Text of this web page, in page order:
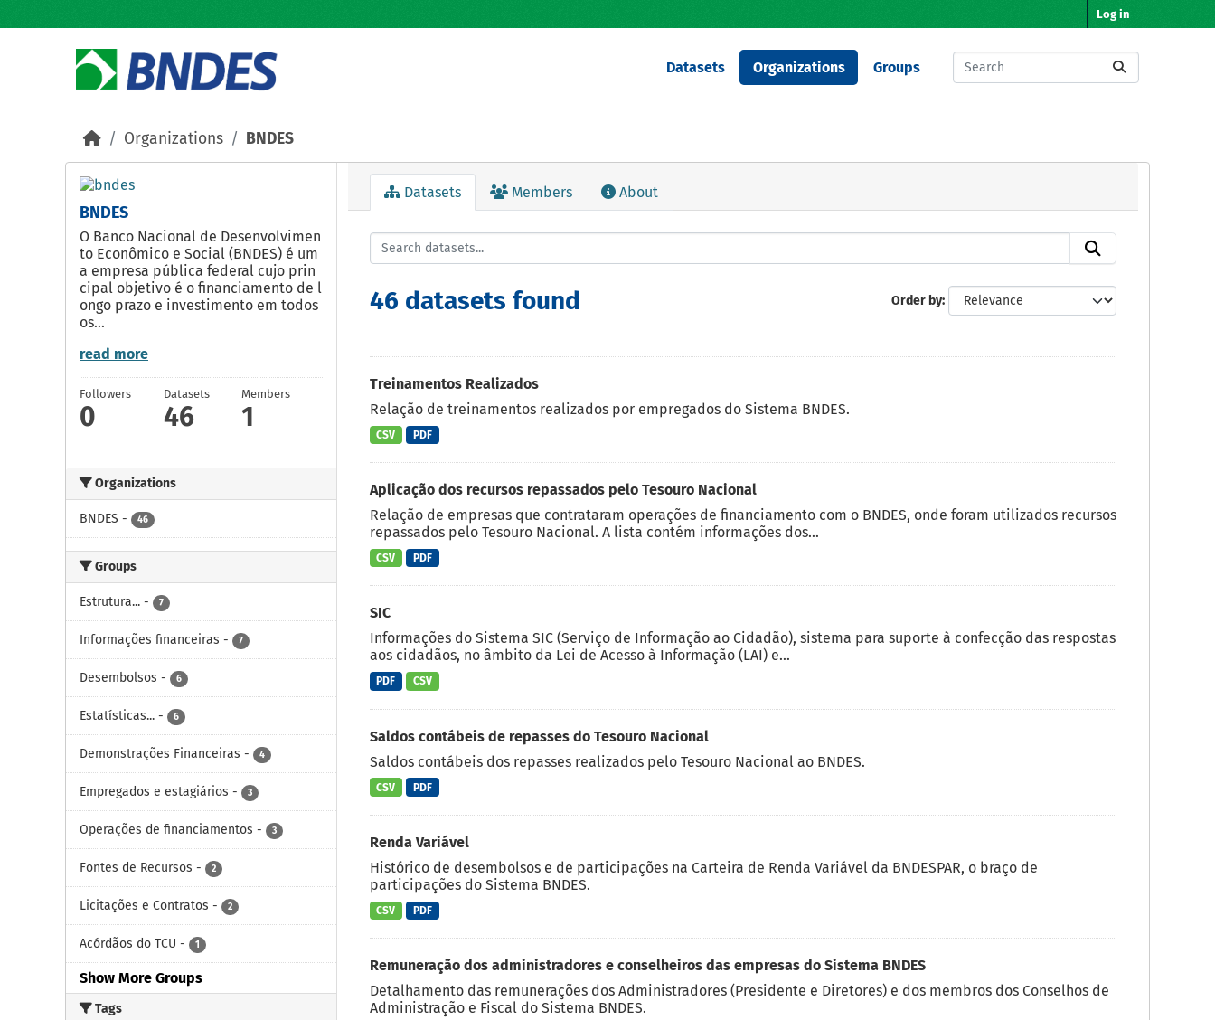
Log in
Datasets Organizations Groups
Organizations BNDES
BNDES
O Banco Nacional de Desenvolvimen
to Econômico e Social (BNDES) é um
a empresa pública federal cujo prin
cipal objetivo é o financiamento de l
ongo prazo e investimento em todos
os...
read more
Followers
0
Datasets
46
Members
1
Organizations
BNDES - 46
Groups
Estrutura... - 7
Informações financeiras - 7
Desembolsos - 6
Estatísticas... - 6
Demonstrações Financeiras - 4
Empregados e estagiários - 3
Operações de financiamentos - 3
Fontes de Recursos - 2
Licitações e Contratos - 2
Acórdãos do TCU - 1
Show More Groups
Tags
Datasets Members About
Order by
46 datasets found
Treinamentos Realizados
Relação de treinamentos realizados por empregados do Sistema BNDES.
CSV PDF
Aplicação dos recursos repassados pelo Tesouro Nacional
Relação de empresas que contrataram operações de financiamento com o BNDES, onde foram utilizados recursos
repassados pelo Tesouro Nacional. A lista contém informações dos...
CSV PDF
SIC
Informações do Sistema SIC (Serviço de Informação ao Cidadão), sistema para suporte à confecção das respostas
aos cidadãos, no âmbito da Lei de Acesso à Informação (LAI) e...
PDF CSV
Saldos contábeis de repasses do Tesouro Nacional
Saldos contábeis dos repasses realizados pelo Tesouro Nacional ao BNDES.
CSV PDF
Renda Variável
Histórico de desembolsos e de participações na Carteira de Renda Variável da BNDESPAR, o braço de
participações do Sistema BNDES.
CSV PDF
Remuneração dos administradores e conselheiros das empresas do Sistema BNDES
Detalhamento das remunerações dos Administradores (Presidente e Diretores) e dos membros dos Conselhos de
Administração e Fiscal do Sistema BNDES.